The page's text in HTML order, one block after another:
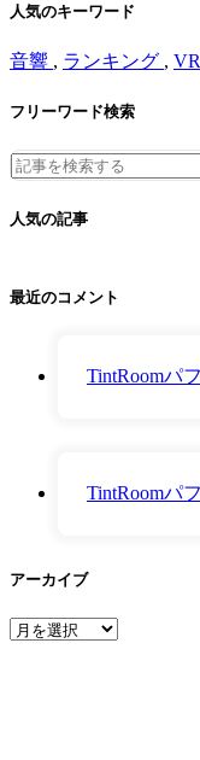
人気のキーワード
音響 , ランキング , VR
フリーワード検索
Search
for:
人気の記事
最近のコメント
TintRoomパ
TintRoomパ
アーカイブ
ア